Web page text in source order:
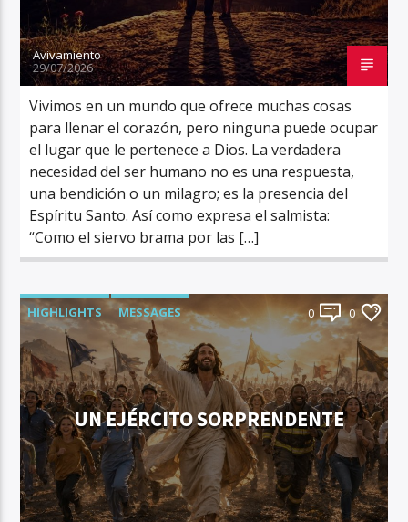
Avivamiento
29/07/2026
Vivimos en un mundo que ofrece muchas cosas
para llenar el corazón, pero ninguna puede ocupar
el lugar que le pertenece a Dios. La verdadera
necesidad del ser humano no es una respuesta,
una bendición o un milagro; es la presencia del
Espíritu Santo. Así como expresa el salmista:
“Como el siervo brama por las […]
HIGHLIGHTS MESSAGES 0 0
UN EJÉRCITO SORPRENDENTE